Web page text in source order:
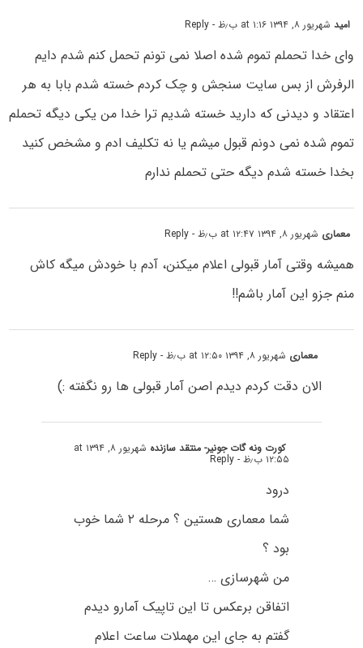
امیدشهریور ۸, ۱۳۹۴ at ۱:۱۶ ب٫ظ - Reply
وای خدا تحملم تموم شده اصلا نمی تونم تحمل کنم شدم دایم
الرفرش از بس سایت سنجش و چک کردم خسته شدم بابا به هر
اعتقاد و دیدنی که دارید خسته شدیم ترا خدا من یکی دیگه تحملم
تموم شده نمی دونم قبول میشم یا نه تکلیف ادم و مشخص کنید
بخدا خسته شدم دیگه حتی تحملم ندارم
معماری شهریور ۸, ۱۳۹۴ at ۱۲:۴۷ ب٫ظ - Reply
همیشه وقتی آمار قبولی اعلام میکنن، آدم با خودش میگه کاش
منم جزو این آمار باشم!!
معماری شهریور ۸, ۱۳۹۴ at ۱۲:۵۰ ب٫ظ - Reply
الان دقت کردم دیدم اصن آمار قبولی ها رو نگفته :)
کورت ونه گات جونیر- منتقد سازنده شهریور ۸, ۱۳۹۴ at
۱۲:۵۵ ب٫ظ - Reply
درود
شما معماری هستین ؟ مرحله ۲ شما خوب
بود ؟
من شهرسازی …
اتفاقن برعکس تا این تاپیک آمارو دیدم
گفتم به جای این مهملات ساعت اعلام